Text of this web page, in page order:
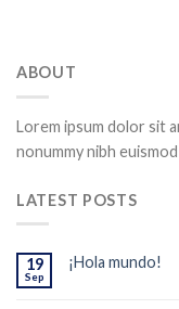
ABOUT
Lorem ipsum dolor sit
nonummy nibh
LATEST POSTS
19
Sep
¡Hola mundo!